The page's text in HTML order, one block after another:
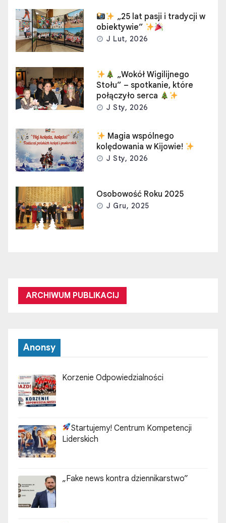
„25 lat pasji i tradycji w
obiektywie”
J Lut, 2026
„Wokół Wigilijnego
Stołu” – spotkanie, które
połączyło serca
J Sty, 2026
Magia wspólnego
kolędowania w Kijowie!
J Sty, 2026
Osobowość Roku 2025
J Gru, 2025
ARCHIWUM PUBLIKACIJ
Anonsy
Korzenie Odpowiedzialności
Startujemy! Centrum Kompetencji
Liderskich
„Fake news kontra dziennikarstwo”